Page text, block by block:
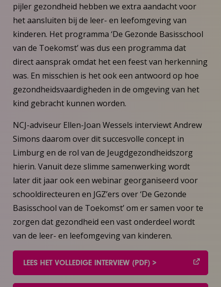
pijler gezondheid hebben we extra aandacht voor
het aansluiten bij de leer- en leefomgeving van
kinderen. Het programma ‘De Gezonde Basisschool
van de Toekomst’ was dus een programma dat
direct aansprak omdat het een feest van herkenning
was. En misschien is het ook een antwoord op hoe
gezondheidsvaardigheden in de omgeving van het
kind gebracht kunnen worden.
NCJ-adviseur Ellen-Joan Wessels interviewt Andrew
Simons daarom over dit succesvolle concept in
Limburg en de rol van de Jeugdgezondheidszorg
hierin. Vanuit deze slimme samenwerking wordt
later dit jaar ook een webinar georganiseerd voor
schooldirecteuren en JGZ’ers over ‘De Gezonde
Basisschool van de Toekomst’ om er samen voor te
zorgen dat gezondheid een vast onderdeel wordt
van de leer- en leefomgeving van kinderen.
LEES HET VOLLEDIGE INTERVIEW (PDF) >